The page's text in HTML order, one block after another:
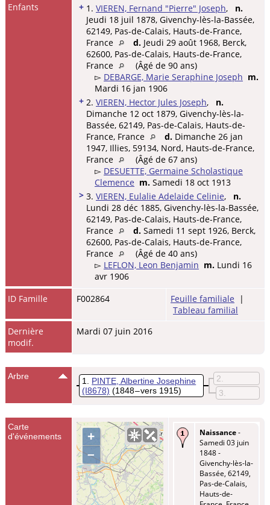
Enfants + 1. VIEREN, Fernand "Pierre" Joseph, n.
Jeudi 18 juil 1878, Givenchy-lès-la-Bassée,
62149, Pas-de-Calais, Hauts-de-France,
France
d. Jeudi 29 août 1968, Berck,
62600, Pas-de-Calais, Hauts-de-France,
France
(Âgé de 90 ans)
▻ DEBARGE, Marie Seraphine Joseph m.
Mardi 16 jan 1906
+ 2. VIEREN, Hector Jules Joseph, n.
Dimanche 12 oct 1879, Givenchy-lès-la-
Bassée, 62149, Pas-de-Calais, Hauts-de-
France, France
d. Dimanche 26 jan
1947, Illies, 59134, Nord, Hauts-de-France,
France
(Âgé de 67 ans)
▻ DESUETTE, Germaine Scholastique
Clemence m. Samedi 18 oct 1913
> 3. VIEREN, Eulalie Adelaide Celinie, n.
Lundi 28 déc 1885, Givenchy-lès-la-Bassée,
62149, Pas-de-Calais, Hauts-de-France,
France
d. Samedi 11 sept 1926, Berck,
62600, Pas-de-Calais, Hauts-de-France,
France
(Âgé de 40 ans)
▻ LEFLON, Leon Benjamin m. Lundi 16
avr 1906
ID Famille
F002864 Feuille familiale |
Tableau familial
Dernière
modif.
Mardi 07 juin 2016
Arbre 1
PINTE, Albertine Josephine
(I8678) (1848 – vers 1915)
2
3
Carte
d'événements
+
–
Naissance-
Samedi 03 juin
1848 -
Givenchy-lès-la-
Bassée, 62149,
Pas-de-Calais,
Hauts-de-